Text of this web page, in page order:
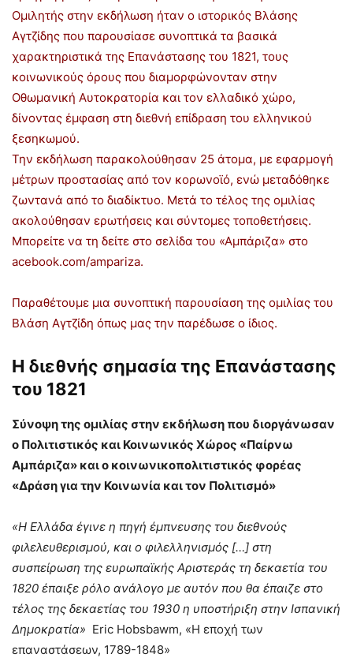
Ομιλητής στην εκδήλωση ήταν ο ιστορικός Βλάσης
Αγτζίδης που παρουσίασε συνοπτικά τα βασικά
χαρακτηριστικά της Επανάστασης του 1821, τους
κοινωνικούς όρους που διαμορφώνονταν στην
Οθωμανική Αυτοκρατορία και τον ελλαδικό χώρο,
δίνοντας έμφαση στη διεθνή επίδραση του ελληνικού
ξεσηκωμού.
Την εκδήλωση παρακολούθησαν 25 άτομα, με εφαρμογή
μέτρων προστασίας από τον κορωνοϊό, ενώ μεταδόθηκε
ζωντανά από το διαδίκτυο. Μετά το τέλος της ομιλίας
ακολούθησαν ερωτήσεις και σύντομες τοποθετήσεις.
Μπορείτε να τη δείτε στο σελίδα του «Αμπάριζα» στο
acebook.com/ampariza.
Παραθέτουμε μια συνοπτική παρουσίαση της ομιλίας του
Βλάση Αγτζίδη όπως μας την παρέδωσε ο ίδιος.
H διεθνής σημασία της Επανάστασης
του 1821
Σύνοψη της ομιλίας στην εκδήλωση που διοργάνωσαν
ο Πολιτιστικός και Κοινωνικός Χώρος «Παίρνω
Αμπάριζα» και ο κοινωνικοπολιτιστικός φορέας
«Δράση για την Κοινωνία και τον Πολιτισμό»
«Η Ελλάδα έγινε η πηγή έμπνευσης του διεθνούς
φιλελευθερισμού, και ο φιλελληνισμός […] στη
συσπείρωση της ευρωπαϊκής Αριστεράς τη δεκαετία του
1820 έπαιξε ρόλο ανάλογο με αυτόν που θα έπαιζε στο
τέλος της δεκαετίας του 1930 η υποστήριξη στην Ισπανική
Δημοκρατία» Eric Hobsbawm, «Η εποχή των
επαναστάσεων, 1789-1848»